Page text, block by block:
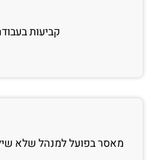
קביעות
מאסר בפועל למנהל שלא